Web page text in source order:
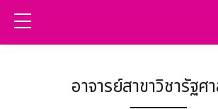
อาจารย์สาขาวิชารัฐศ